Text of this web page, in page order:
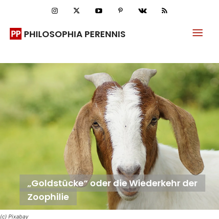
PHILOSOPHIA PERENNIS
(c) Pixabay
„Goldstücke“ oder die Wiederkehr der
Zoophilie